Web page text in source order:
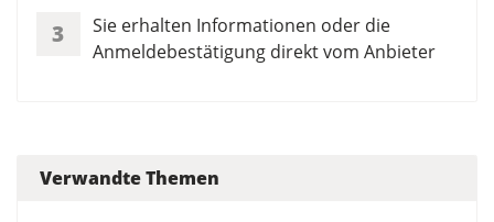
3
Sie erhalten Informationen oder die
Anmeldebestätigung direkt vom Anbieter
Verwandte Themen